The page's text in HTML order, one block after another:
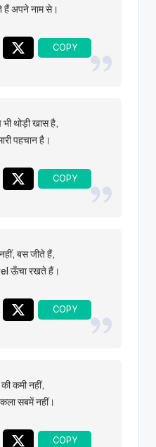
हैं अपने नाम से।
थोड़ी खास है,
पहचान है।
बस जीते हैं,
ऊँचा रखते हैं।
कमी नहीं,
सबमें नहीं।